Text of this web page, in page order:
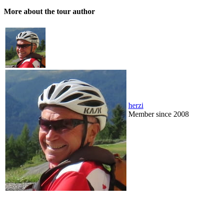
More about the tour author
herzi
Member since 2008